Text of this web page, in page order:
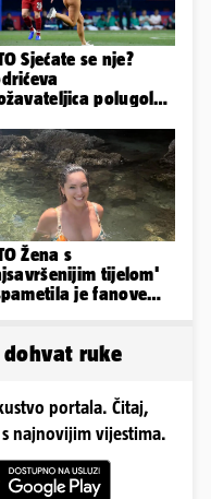
Sjećate se nje?
polugola
radi danas
Žena s
tijelom'
je fanove
ruke
portala. Čitaj,
najnovijim vijestima.